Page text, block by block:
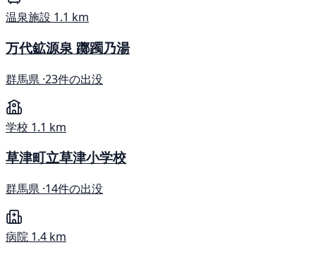
温泉施設 1.1 km
万代鉱源泉 躑躅乃湯
群馬県 ·23件の出没
学校 1.1 km
草津町立草津小学校
群馬県 ·14件の出没
病院 1.4 km